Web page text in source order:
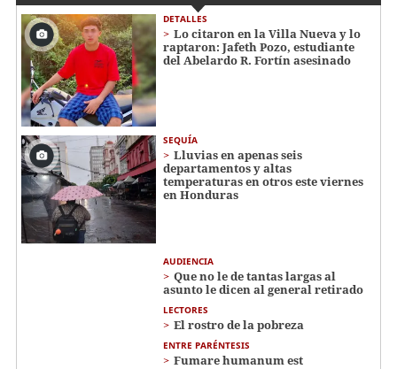
DETALLES
Lo citaron en la Villa Nueva y lo
raptaron: Jafeth Pozo, estudiante
del Abelardo R. Fortín asesinado
SEQUÍA
Lluvias en apenas seis
departamentos y altas
temperaturas en otros este viernes
en Honduras
AUDIENCIA
Que no le de tantas largas al
asunto le dicen al general retirado
LECTORES
El rostro de la pobreza
ENTRE PARÉNTESIS
Fumare humanum est